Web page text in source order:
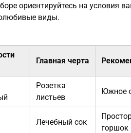
ориентируйтесь на условия
виды.
Главная черта
Розетка
листьев
Южное
Лечебный сок
горшок